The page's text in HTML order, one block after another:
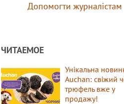
Допомогти журналістам
ЧИТАЕМОЕ
Унікальна
Auchan: свіжий
трюфель вже у
продажу!